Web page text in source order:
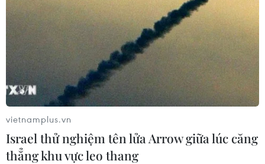
Toyota giữ vững vị trí hãng xe bán
chạy nhất toàn cầu trong 7 năm liên
30/07/2026 11:20
Các nhà sản xuất ôtô Trung Quốc
đang gây áp lực lên các đối thủ Anh
30/07/2026 03:59
vietnamplus.vn
Israel thử nghiệm tên lửa Arrow giữa lúc căng
thẳng khu vực leo thang